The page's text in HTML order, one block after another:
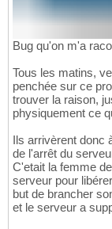
Bug qu'on m'a
Tous les matins,
penchée sur ce
trouver la raison,
physiquement ce
Ils arrivèrent donc
de l'arrêt du
C'etait la femme
serveur pour
but de brancher
et le serveur a